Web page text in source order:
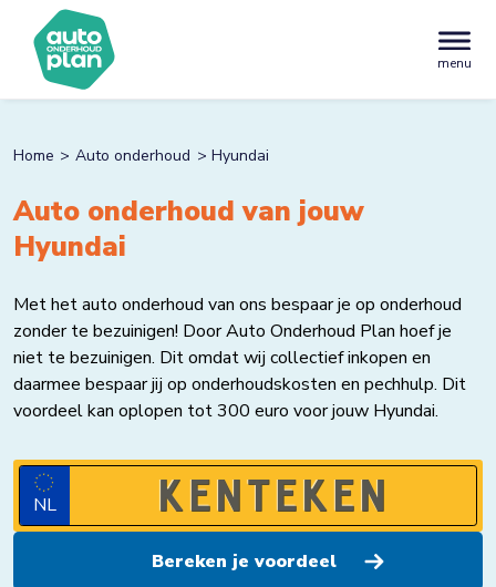
menu
Home Auto onderhoud Hyundai
Auto onderhoud van jouw
Hyundai
Met het auto onderhoud van ons bespaar je op onderhoud
zonder te bezuinigen! Door Auto Onderhoud Plan hoef je
niet te bezuinigen. Dit omdat wij collectief inkopen en
daarmee bespaar jij op onderhoudskosten en pechhulp. Dit
voordeel kan oplopen tot 300 euro voor jouw Hyundai.
NL